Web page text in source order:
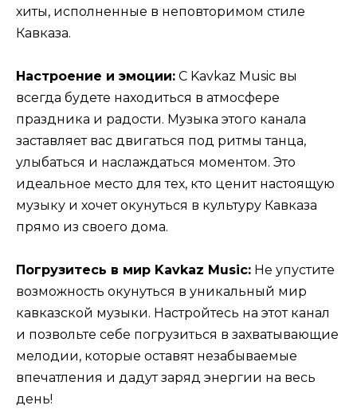
хиты, исполненные в неповторимом стиле
Кавказа.
Настроение и эмоции: С Kavkaz Music вы
всегда будете находиться в атмосфере
праздника и радости. Музыка этого канала
заставляет вас двигаться под ритмы танца,
улыбаться и наслаждаться моментом. Это
идеальное место для тех, кто ценит настоящую
музыку и хочет окунуться в культуру Кавказа
прямо из своего дома.
Погрузитесь в мир Kavkaz Music: Не упустите
возможность окунуться в уникальный мир
кавказской музыки. Настройтесь на этот канал
и позвольте себе погрузиться в захватывающие
мелодии, которые оставят незабываемые
впечатления и дадут заряд энергии на весь
день!